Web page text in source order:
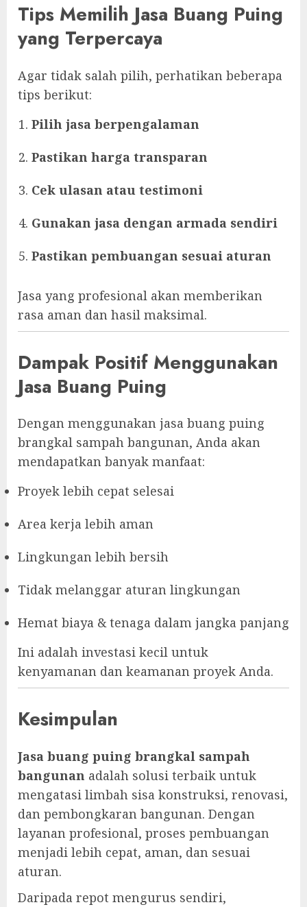
Tips Memilih Jasa Buang Puing
yang Terpercaya
Agar tidak salah pilih, perhatikan beberapa
tips berikut:
Pilih jasa berpengalaman
Pastikan harga transparan
Cek ulasan atau testimoni
Gunakan jasa dengan armada sendiri
Pastikan pembuangan sesuai aturan
Jasa yang profesional akan memberikan
rasa aman dan hasil maksimal.
Dampak Positif Menggunakan
Jasa Buang Puing
Dengan menggunakan jasa buang puing
brangkal sampah bangunan, Anda akan
mendapatkan banyak manfaat:
Proyek lebih cepat selesai
Area kerja lebih aman
Lingkungan lebih bersih
Tidak melanggar aturan lingkungan
Hemat biaya & tenaga dalam jangka panjang
Ini adalah investasi kecil untuk
kenyamanan dan keamanan proyek Anda.
Kesimpulan
Jasa buang puing brangkal sampah
bangunan adalah solusi terbaik untuk
mengatasi limbah sisa konstruksi, renovasi,
dan pembongkaran bangunan. Dengan
layanan profesional, proses pembuangan
menjadi lebih cepat, aman, dan sesuai
aturan.
Daripada repot mengurus sendiri,